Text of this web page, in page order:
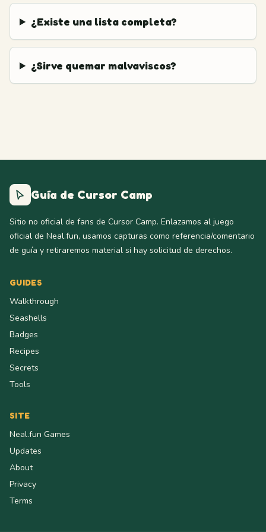
¿Existe una lista completa?
¿Sirve quemar malvaviscos?
Guía de Cursor Camp
Sitio no oficial de fans de Cursor Camp. Enlazamos al juego
oficial de Neal.fun, usamos capturas como referencia/comentario
de guía y retiraremos material si hay solicitud de derechos.
GUIDES
Walkthrough
Seashells
Badges
Recipes
Secrets
Tools
SITE
Neal.fun Games
Updates
About
Privacy
Terms